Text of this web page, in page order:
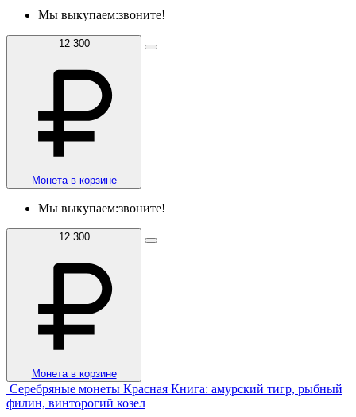
Мы выкупаем:звоните!
12 300
Монета в корзине
Мы выкупаем:звоните!
12 300
Монета в корзине
Серебряные монеты Красная Книга: амурский тигр, рыбный
филин, винторогий козел